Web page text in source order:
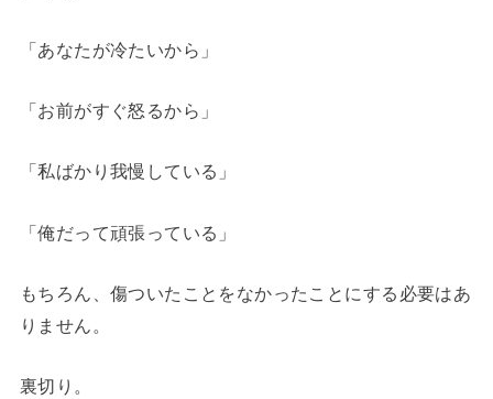
「あなたが冷たいから」
「お前がすぐ怒るから」
「私ばかり我慢している」
「俺だって頑張っている」
もちろん、傷ついたことをなかったことにする必要はあ
りません。
裏切り。